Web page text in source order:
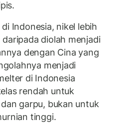
Indonesia, nikel lebih
diolah menjadi
dengan Cina yang
menjadi
di Indonesia
rendah untuk
garpu, bukan untuk
tinggi.